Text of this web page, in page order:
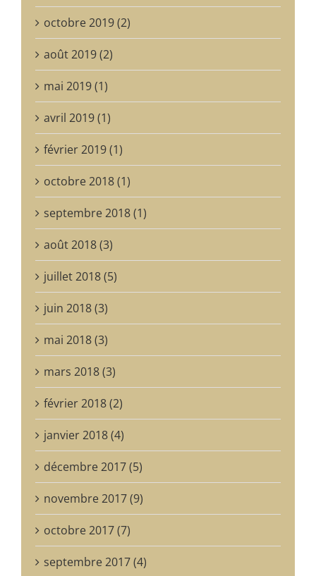
octobre 2019 (2)
août 2019 (2)
mai 2019 (1)
avril 2019 (1)
février 2019 (1)
octobre 2018 (1)
septembre 2018 (1)
août 2018 (3)
juillet 2018 (5)
juin 2018 (3)
mai 2018 (3)
mars 2018 (3)
février 2018 (2)
janvier 2018 (4)
décembre 2017 (5)
novembre 2017 (9)
octobre 2017 (7)
septembre 2017 (4)